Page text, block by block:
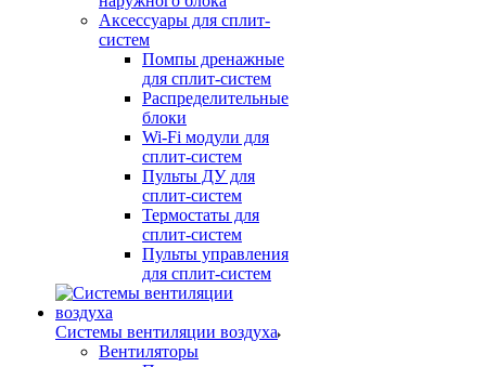
Аксессуары для сплит-
систем
Помпы дренажные
для сплит-систем
Распределительные
блоки
Wi-Fi модули для
сплит-систем
Пульты ДУ для
сплит-систем
Термостаты для
сплит-систем
Пульты управления
для сплит-систем
Системы вентиляции воздуха
Вентиляторы